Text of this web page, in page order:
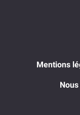
Mentions